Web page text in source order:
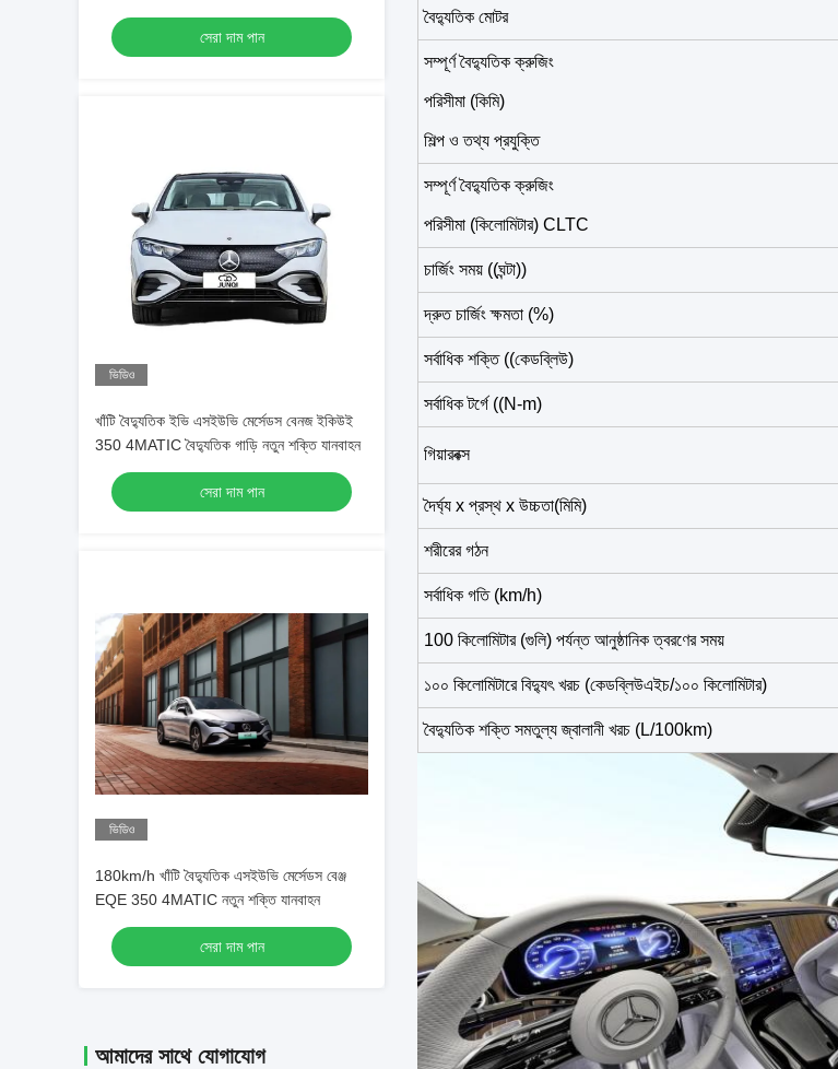
সেরা দাম পান
ভিডিও
খাঁটি বৈদ্যুতিক ইভি এসইউভি মের্সেডস বেনজ ইকিউই
350 4MATIC বৈদ্যুতিক গাড়ি নতুন শক্তি যানবাহন
সেরা দাম পান
ভিডিও
180km/h খাঁটি বৈদ্যুতিক এসইউভি মের্সেডস বেঞ্জ
EQE 350 4MATIC নতুন শক্তি যানবাহন
সেরা দাম পান
আমাদের সাথে যোগাযোগ
বৈদ্যুতিক মোটর
সম্পূর্ণ বৈদ্যুতিক ক্রুজিং
পরিসীমা (কিমি)
শিল্প ও তথ্য প্রযুক্তি
সম্পূর্ণ বৈদ্যুতিক ক্রুজিং
পরিসীমা (কিলোমিটার) CLTC
চার্জিং সময় ((ঘন্টা))
দ্রুত চার্জিং ক্ষমতা (%)
সর্বাধিক শক্তি ((কেডব্লিউ)
সর্বাধিক টর্গে ((N-m)
গিয়ারবক্স
দৈর্ঘ্য x প্রস্থ x উচ্চতা(মিমি)
শরীরের গঠন
সর্বাধিক গতি (km/h)
100 কিলোমিটার (গুলি) পর্যন্ত আনুষ্ঠানিক ত্বরণের সময়
১০০ কিলোমিটারে বিদ্যুৎ খরচ (কেডব্লিউএইচ/১০০ কিলোমিটার)
বৈদ্যুতিক শক্তি সমতুল্য জ্বালানী খরচ (L/100km)